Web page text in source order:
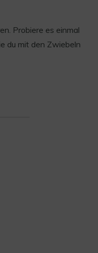
Probiere es einmal
du mit den Zwiebeln